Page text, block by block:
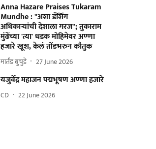
Anna Hazare Praises Tukaram
Mundhe : "अशा डॅशिंग
अधिकाऱ्यांची देशाला गरज"; तुकाराम
मुंढेंच्या 'त्या' धडक मोहिमेवर अण्णा
हजारे खूश, केलं तोंडभरुन कौतुक
मार्तंड बुचुडे 27 June 2026
यजुर्वेंद्र महाजन पद्मभूषण अण्णा हजारे
CD 22 June 2026